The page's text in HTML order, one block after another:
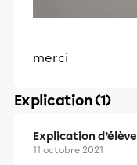
merci
Explication (1)
Explication d’élève
11 octobre 2021